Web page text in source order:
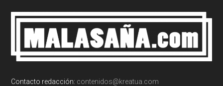
Footer
Contacto redacción: contenidos@kreatua.com